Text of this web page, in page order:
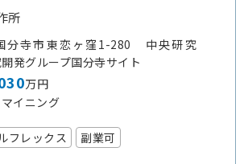
所
分寺市東恋ヶ窪1-280 中央研究
発グループ国分寺サイト
万円
イニング
フレックス 副業可